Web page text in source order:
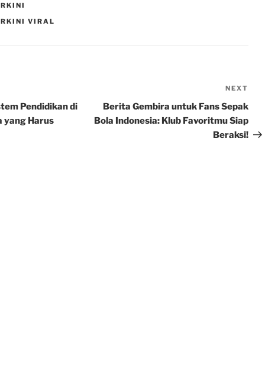
VIRAL
Pendidikan di
yang Harus
Post
NEXT
Berita Gembira untuk Fans Sepak
Bola Indonesia: Klub Favoritmu Siap
Beraksi!